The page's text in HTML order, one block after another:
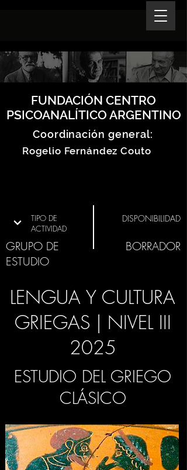
FUNDACIÓN CENTRO
PSICOANALÍTICO ARGENTINO
Coordinación general:
Rogelio Fernández Couto
TIPO DE
ACTIVIDAD
GRUPO DE
ESTUDIO
DISPONIBILIDAD
BORRADOR
LENGUA Y CULTURA
GRIEGAS | NIVEL III
2025
ESTUDIO DEL GRIEGO
CLÁSICO